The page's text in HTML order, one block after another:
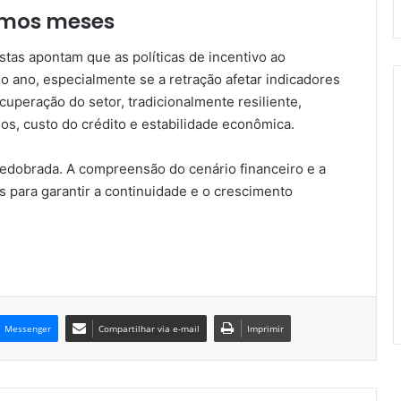
meses
apontam que as políticas de incentivo ao
ano, especialmente se a retração afetar indicadores
do setor, tradicionalmente resiliente,
custo do crédito e estabilidade econômica.
A compreensão do cenário financeiro e a
para garantir a continuidade e o crescimento
Messenger Compartilhar via e-mail Imprimir